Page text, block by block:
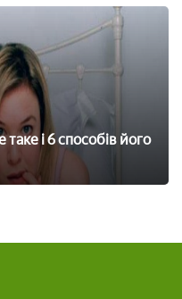
і 6 способів його